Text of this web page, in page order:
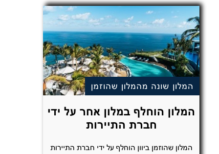
המלון שונה מהמלון שהוזמן
המלון הוחלף במלון אחר על ידי
חברת התיירות
המלון שהוזמן ביוון הוחלף על ידי חברת התיירות